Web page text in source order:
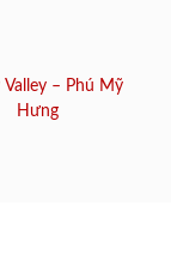
Valley – Phú Mỹ
Hưng